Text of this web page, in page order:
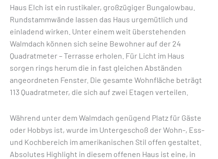
Haus Elch ist ein rustikaler, großzügiger Bungalowbau.
Rundstammwände lassen das Haus urgemütlich und
einladend wirken. Unter einem weit überstehenden
Walmdach können sich seine Bewohner auf der 24
Quadratmeter – Terrasse erholen. Für Licht im Haus
sorgen rings herum die in fast gleichen Abständen
angeordneten Fenster. Die gesamte Wohnfläche beträgt
113 Quadratmeter, die sich auf zwei Etagen verteilen.
Während unter dem Walmdach genügend Platz für Gäste
oder Hobbys ist, wurde im Untergeschoß der Wohn-, Ess-
und Kochbereich im amerikanischen Stil offen gestaltet.
Absolutes Highlight in diesem offenen Haus ist eine, in